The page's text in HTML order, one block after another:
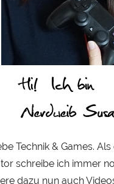
Technik & Games.
schreibe ich immer
dazu nun auch